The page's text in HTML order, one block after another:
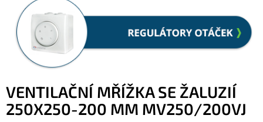
VENTILAČNÍ MŘÍŽKA SE ŽALUZIÍ
250X250-200 MM MV250/200VJ